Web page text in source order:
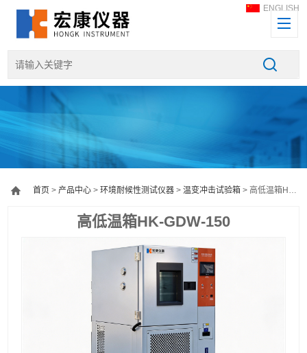
ENGLISH
首页 >产品中心 >环境耐候性测试仪器 >温变冲击试验箱 > 高低温箱HK-GDW-150
高低温箱HK-GDW-150